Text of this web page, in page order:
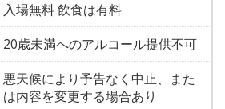
入場無料 飲食は有料
20歳未満へのアルコール提供不可
悪天候により予告なく中止、また
は内容を変更する場合あり